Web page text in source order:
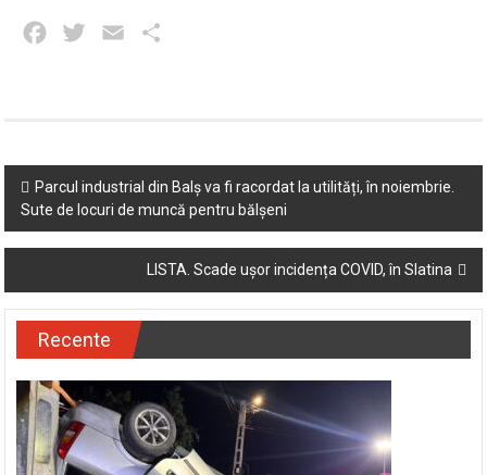
Facebook
Twitter Email
Post
navigation
Parcul industrial din Balș va fi racordat la utilități, în noiembrie.
Sute de locuri de muncă pentru bălșeni
LISTA. Scade ușor incidența COVID, în Slatina
Recente